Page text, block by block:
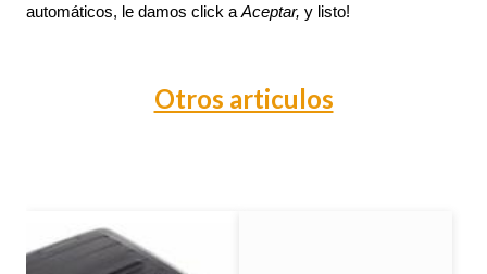
automáticos, le damos click a Aceptar, y listo!
Otros articulos